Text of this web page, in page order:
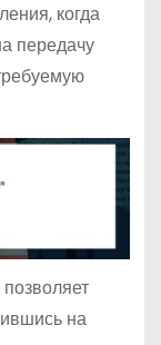
когда
передачу
на